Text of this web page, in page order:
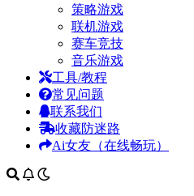
策略游戏
联机游戏
赛车竞技
音乐游戏
工具/教程
常见问题
联系我们
收藏防迷路
Ai女友（在线畅玩）